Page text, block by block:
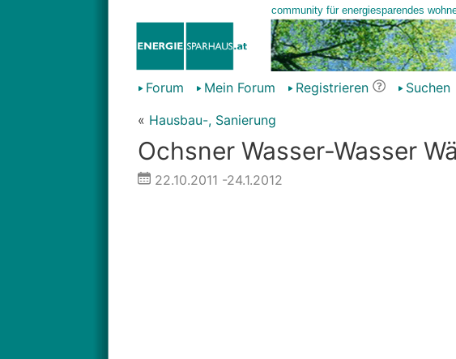
Forum Mein Forum Registrieren
Suchen
« Hausbau-, Sanierung
Ochsner Wasser-Wasser
22.10.2011 -24.1.2012